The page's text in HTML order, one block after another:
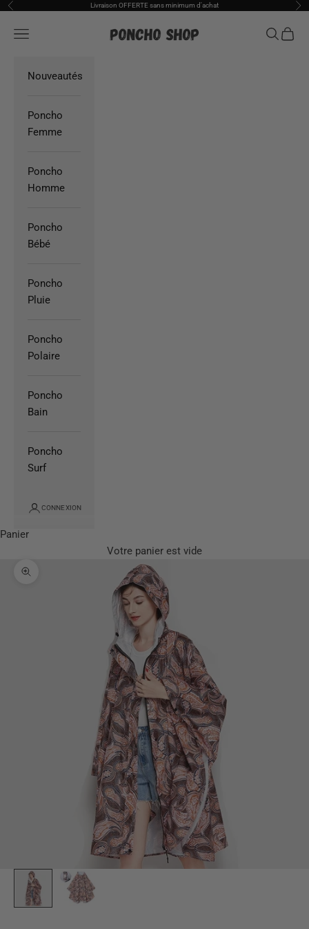
Passer au contenu
Précédent Livraison OFFERTE sans minimum d'achat
Poncho Shop
Ouvrir la navigation Ouvrir la
Voir
Nouveautés
Poncho
Femme
Poncho
Homme
Poncho
Bébé
Poncho
Pluie
Poncho
Polaire
Poncho
Bain
Poncho
Surf
CONNEXION
Panier
Votre panier est vide
Zoomer sur l'image